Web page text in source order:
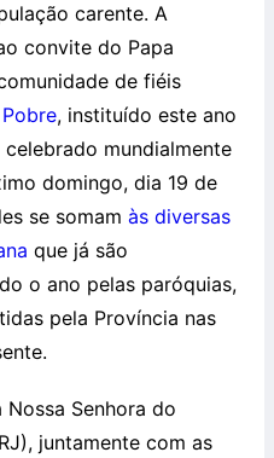
carente. A
convite do Papa
de fiéis
, instituído este ano
mundialmente
domingo, dia 19 de
se somam às diversas
que já são
o ano pelas paróquias,
pela Província nas
Senhora do
juntamente com as